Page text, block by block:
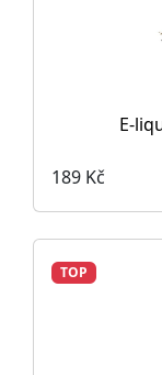
E-
189 Kč
TOP